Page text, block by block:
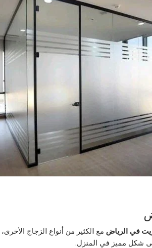
في الرياض مع الكثير من أنواع الزجاج
شكل مميز في المنزل.